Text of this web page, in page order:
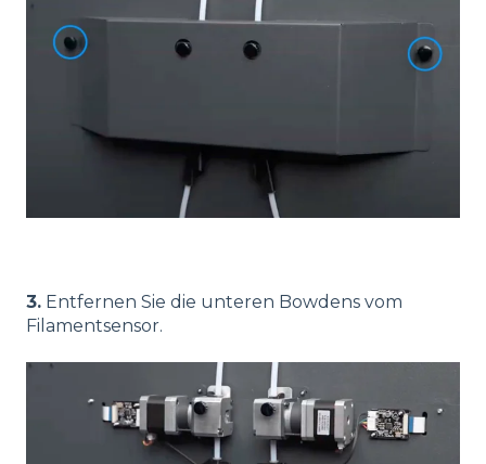
3. Entfernen Sie die unteren Bowdens vom
Filamentsensor.